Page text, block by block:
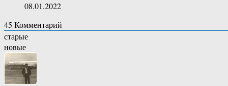
08.01.2022
45 Комментарий
старые
новые